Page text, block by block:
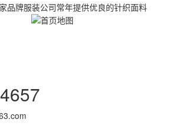
品牌服装公司常年提供优良的针织面料